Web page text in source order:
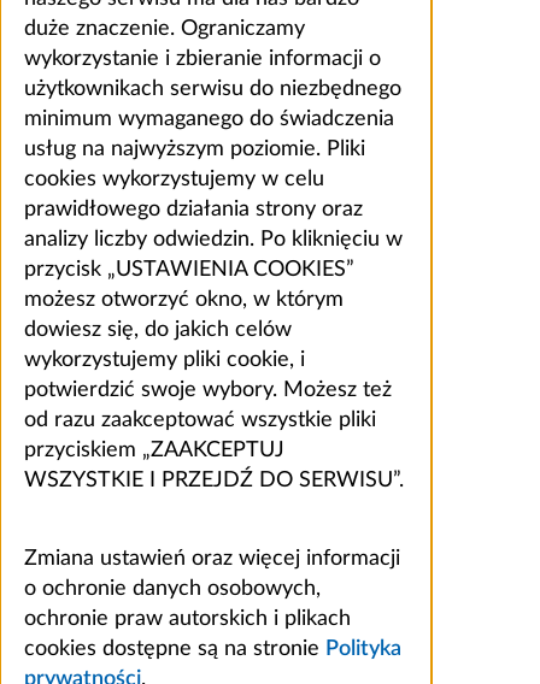
duże znaczenie. Ograniczamy
wykorzystanie i zbieranie informacji o
użytkownikach serwisu do niezbędnego
minimum wymaganego do świadczenia
usług na najwyższym poziomie. Pliki
cookies wykorzystujemy w celu
prawidłowego działania strony oraz
analizy liczby odwiedzin. Po kliknięciu w
przycisk „USTAWIENIA COOKIES”
możesz otworzyć okno, w którym
dowiesz się, do jakich celów
wykorzystujemy pliki cookie, i
potwierdzić swoje wybory. Możesz też
od razu zaakceptować wszystkie pliki
przyciskiem „ZAAKCEPTUJ
WSZYSTKIE I PRZEJDŹ DO SERWISU”.
Zmiana ustawień oraz więcej informacji
o ochronie danych osobowych,
ochronie praw autorskich i plikach
cookies dostępne są na stronie Polityka
prywatności.